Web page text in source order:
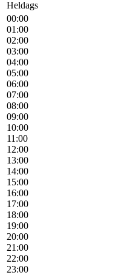
Heldags
00:00
01:00
02:00
03:00
04:00
05:00
06:00
07:00
08:00
09:00
10:00
11:00
12:00
13:00
14:00
15:00
16:00
17:00
18:00
19:00
20:00
21:00
22:00
23:00